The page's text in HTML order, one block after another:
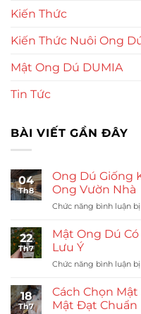
Kiến Thức
Kiến Thức Nuôi Ong
Mật Ong Dú DUMIA
Tin Tức
BÀI VIẾT GẦN ĐÂY
04
Th8
Ong Dú Giống
Ong Vườn Nhà
Chức năng bình luận
22
Th7
Mật Ong Dú Có
Lưu Ý
Chức năng bình luận
18
Th7
Cách Chọn
Mật Đạt Chuẩn